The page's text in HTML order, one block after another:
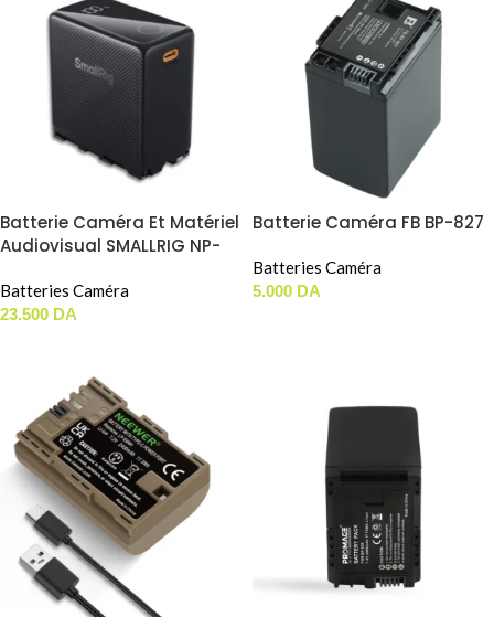
Batterie Caméra Et Matériel
Audiovisual SMALLRIG NP-
Batteries Caméra
23.500 DA
Batterie Caméra FB BP-827
Batteries Caméra
5.000 DA